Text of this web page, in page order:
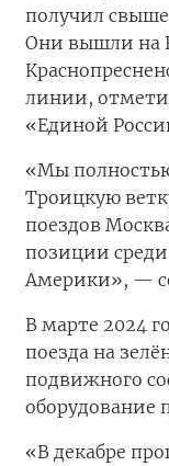
получил
Они вышли на
линии,
«Единой
«Мы
Троицкую
поездов
позиции
Америки», —
В марте 2024
поезда на
подвижного
оборудование
«В декабре